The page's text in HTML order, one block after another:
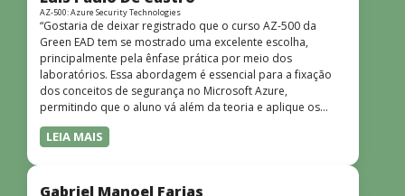
AZ-500: Azure Security Technologies
“Gostaria de deixar registrado que o curso AZ-500 da
Green EAD tem se mostrado uma excelente escolha,
principalmente pela ênfase prática por meio dos
laboratórios. Essa abordagem é essencial para a fixação
dos conceitos de segurança no Microsoft Azure,
permitindo que o aluno vá além da teoria e aplique os
conhecimentos em cenários reais e simulados. Outro
ponto muito positivo é a didática do curso. O conteúdo é
quem não tem uma bagagem técnica muito avançada.”
LEIA MAIS
Gabriel Manoel Farias